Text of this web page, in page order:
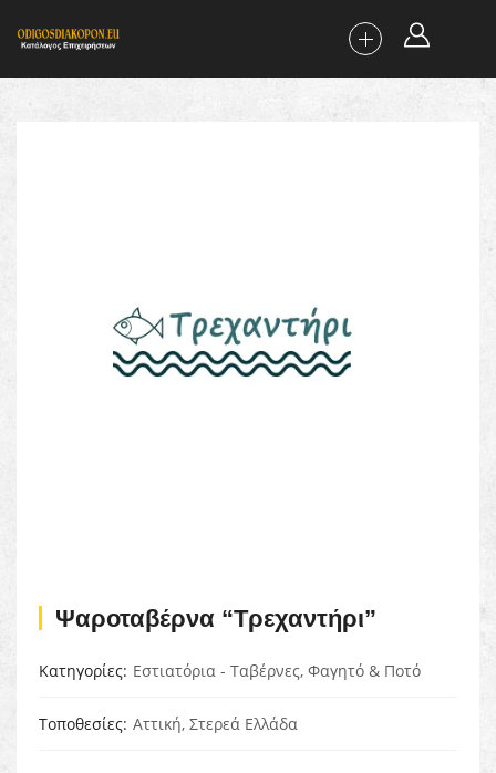
Ψαροταβέρνα “Τρεχαντήρι”
Κατηγορίες Εστιατόρια - Ταβέρνες, Φαγητό & Ποτό
Τοποθεσίες Αττική, Στερεά Ελλάδα